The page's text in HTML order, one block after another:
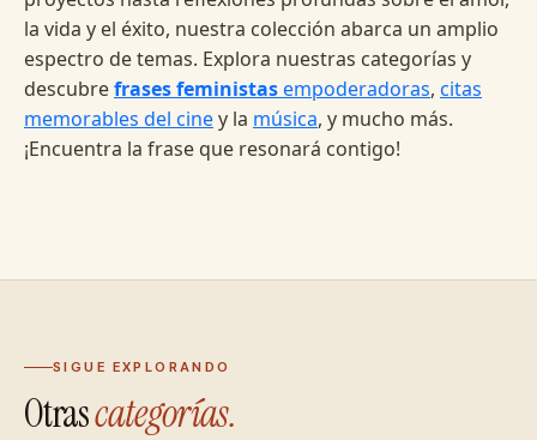
la vida y el éxito, nuestra colección abarca un amplio
espectro de temas. Explora nuestras categorías y
descubrefrases feministasempoderadoras, citas
memorables del ciney la música, y mucho más.
¡Encuentra la frase que resonará contigo!
SIGUE EXPLORANDO
Otrascategorías.